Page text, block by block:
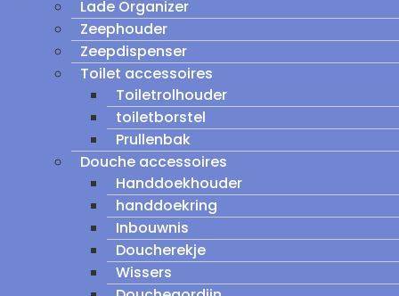
Lade Organizer
Zeephouder
Zeepdispenser
Toilet accessoires
Toiletrolhouder
toiletborstel
Prullenbak
Douche accessoires
Handdoekhouder
handdoekring
Inbouwnis
Doucherekje
Wissers